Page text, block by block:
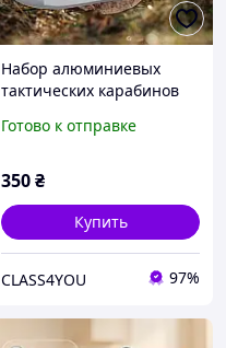
Набор алюминиевых
тактических карабинов
кемпинга, ключей,
использования
Готово к отправке
350₴
Купить
CLASS4YOU 97%